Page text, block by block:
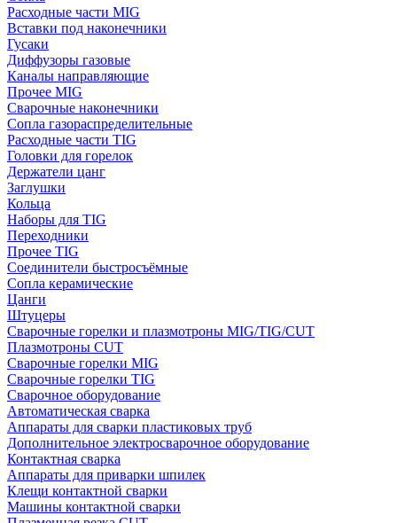
Расходные части MIG
Вставки под наконечники
Гусаки
Диффузоры газовые
Каналы направляющие
Прочее MIG
Сварочные наконечники
Сопла газораспределительные
Расходные части TIG
Головки для горелок
Держатели цанг
Заглушки
Кольца
Наборы для TIG
Переходники
Прочее TIG
Соединители быстросъёмные
Сопла керамические
Цанги
Штуцеры
Сварочные горелки и плазмотроны MIG/TIG/CUT
Плазмотроны CUT
Сварочные горелки MIG
Сварочные горелки TIG
Сварочное оборудование
Автоматическая сварка
Аппараты для сварки пластиковых труб
Дополнительное электросварочное оборудование
Контактная сварка
Аппараты для приварки шпилек
Клещи контактной сварки
Машины контактной сварки